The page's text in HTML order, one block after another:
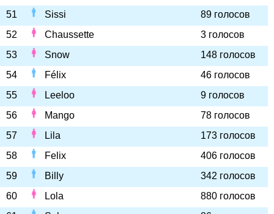
51
Sissi
89 голосов
52
Chaussette
3 голосов
53
Snow
148 голосов
54
Félix
46 голосов
55
Leeloo
9 голосов
56
Mango
78 голосов
57
Lila
173 голосов
58
Felix
406 голосов
59
Billy
342 голосов
60
Lola
880 голосов